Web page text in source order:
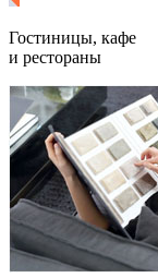
Гостиницы, кафе
и рестораны